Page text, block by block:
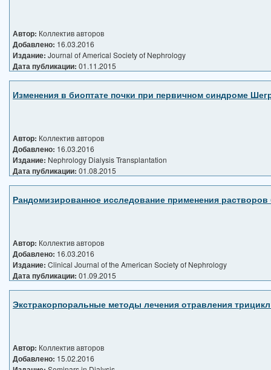
Автор: Коллектив авторов
Добавлено: 16.03.2016
Издание: Journal of Americal Society of Nephrology
Дата публикации: 01.11.2015
Изменения в биоптате почки при первичном синдроме
Автор: Коллектив авторов
Добавлено: 16.03.2016
Издание: Nephrology Dialysis Transplantation
Дата публикации: 01.08.2015
Рандомизированное исследование применения
Автор: Коллектив авторов
Добавлено: 16.03.2016
Издание: Clinical Journal of the American Society of Nephrology
Дата публикации: 01.09.2015
Экстракорпоральные методы лечения отравления
Автор: Коллектив авторов
Добавлено: 15.02.2016